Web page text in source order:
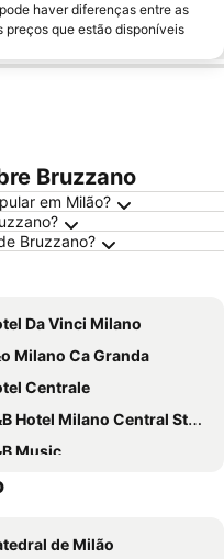
haver diferenças entre as
preços que estão disponíveis
Bruzzano
em Milão?
Bruzzano?
Da Vinci Milano
Milano Ca Granda
Centrale
Hotel Milano Central Station
Music
Hotel Milano Fiere
de Milão